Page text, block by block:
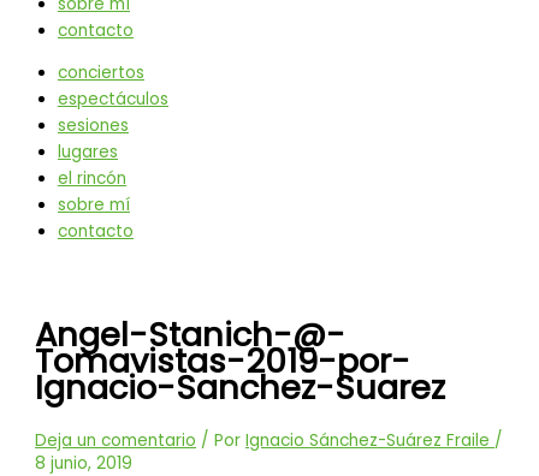
contacto
conciertos
espectáculos
sesiones
lugares
el rincón
sobre mí
contacto
Angel-Stanich-@-
Tomavistas-2019-por-
Ignacio-Sanchez-Suarez
Deja un comentario / PorIgnacio Sánchez-Suárez Fraile /
8 junio, 2019